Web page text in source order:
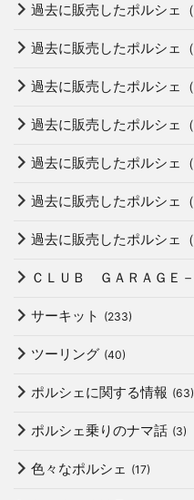
過去に販売したポルシェ
過去に販売したポルシェ（
過去に販売したポルシェ（
過去に販売したポルシェ（
過去に販売したポルシェ（
過去に販売したポルシェ
過去に販売したポルシェ（
ＣＬＵＢ ＧＡＲＡＧＥ－
サーキット (233)
ツーリング (40)
ポルシェに関する情報 (63)
ポルシェ乗りのナマ話 (3)
色々なポルシェ (17)